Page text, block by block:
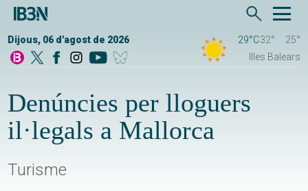
Dijous, 06 d'agost de 2026 29°C32°
25°
Illes Balears
Denúncies per lloguers
il·legals a Mallorca
Turisme